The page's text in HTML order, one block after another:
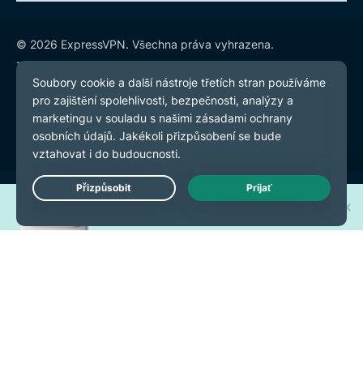
© 2026 ExpressVPN. Všechna práva vyhrazena.
Zásady ochrany osobních údajů
Smluvní podmínky
Předvolby souborů cookie
Live Chat
Vyhrajte jeden z 30 nových